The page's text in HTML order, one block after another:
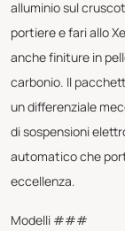
alluminio sul
portiere e fari allo
anche finiture in
carbonio. Il
un differenziale
di sospensioni
automatico che
eccellenza.
Modelli ###